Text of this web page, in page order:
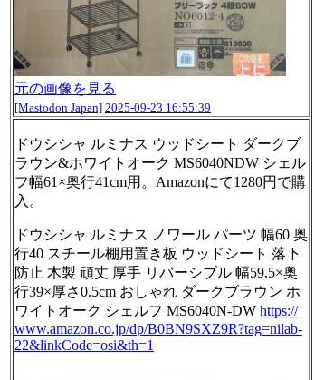
元の画像を見る
[Mastodon Japan] 2025-09-23 16:55:39
ドウシシャ ルミナス ウッドシート ダークブ
ラウン&ホワイトオーク MS6040NDW シェル
フ幅61×奥行41cm用。Amazonにて1280円で購
入。
ドウシシャ ルミナス ノワール パーツ 幅60 奥
行40 スチール棚用置き板 ウッドシート 落下
防止 木製 頑丈 厚手 リバーシブル 幅59.5×奥
行39×厚さ0.5cm おしゃれ ダークブラウン ホ
ワイトオーク シェルフ MS6040N-DW https://
www.amazon.co.jp/dp/B0BN9SXZ9R?tag=nilab-
22&linkCode=osi&th=1